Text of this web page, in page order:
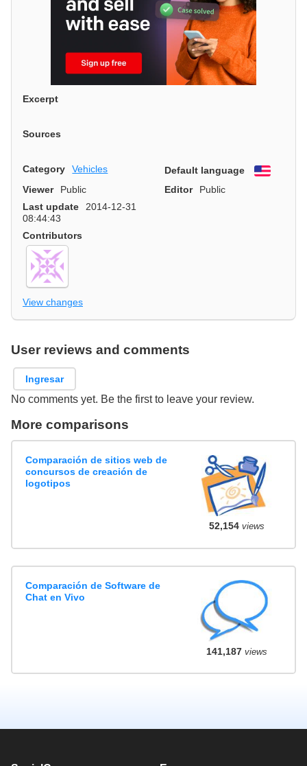
Excerpt
Sources
Category Vehicles Default language
English
Viewer
Public Editor
Public
Last update
2014-12-31
08:44:43
Contributors
View changes
User reviews and comments
Ingresar
No comments yet. Be the first to leave your review.
More comparisons
Comparación de sitios web de
concursos de creación de
logotipos
52,154views
Comparación de Software de
Chat en Vivo
141,187views